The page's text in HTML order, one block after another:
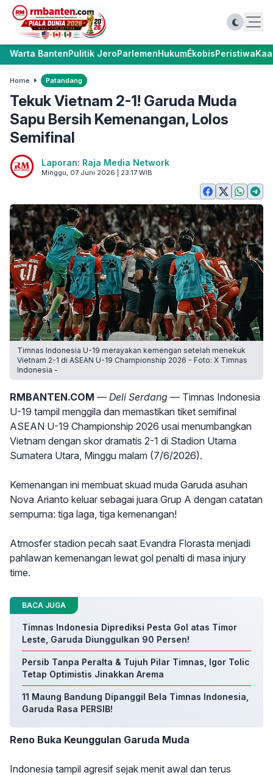
Warta BantenPulitik JeroParlemenHukumÉkobisPeristiwa
Home Patandang
Tekuk Vietnam 2-1! Garuda Muda
Sapu Bersih Kemenangan, Lolos
Semifinal
Laporan: Raja Media Network
Minggu, 07 Juni 2026 | 23:17 WIB
Timnas Indonesia U-19 merayakan kemengan setelah menekuk
Vietnam 2-1 di ASEAN U-19 Championship 2026 - Foto: X Timnas
Indonesia -
RMBANTEN.COM — Deli Serdang —Timnas Indonesia
U-19 tampil menggila dan memastikan tiket semifinal
ASEAN U-19 Championship 2026 usai menumbangkan
Vietnam dengan skor dramatis 2-1 di Stadion Utama
Sumatera Utara, Minggu malam (7/6/2026).
Kemenangan ini membuat skuad muda Garuda asuhan
Nova Arianto keluar sebagai juara Grup A dengan catatan
sempurna: tiga laga, tiga kemenangan!
Atmosfer stadion pecah saat Evandra Florasta menjadi
pahlawan kemenangan lewat gol penalti di masa injury
time.
BACA JUGA
Timnas Indonesia Diprediksi Pesta Gol atas Timor
Leste, Garuda Diunggulkan 90 Persen!
Persib Tanpa Peralta & Tujuh Pilar Timnas, Igor Tolic
Tetap Optimistis Jinakkan Arema
11 Maung Bandung Dipanggil Bela Timnas Indonesia,
Garuda Rasa PERSIB!
Reno Buka Keunggulan Garuda Muda
Indonesia tampil agresif sejak menit awal dan terus